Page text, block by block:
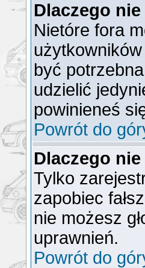
Dlaczego
Nietóre fora
być
udzielić
powinieneś
Powrót do
Dlaczego
Tylko
zapobiec
nie możesz
uprawnień.
Powrót do